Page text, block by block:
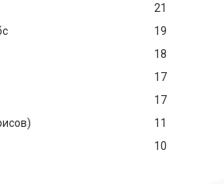
21
19
18
17
17
11
10